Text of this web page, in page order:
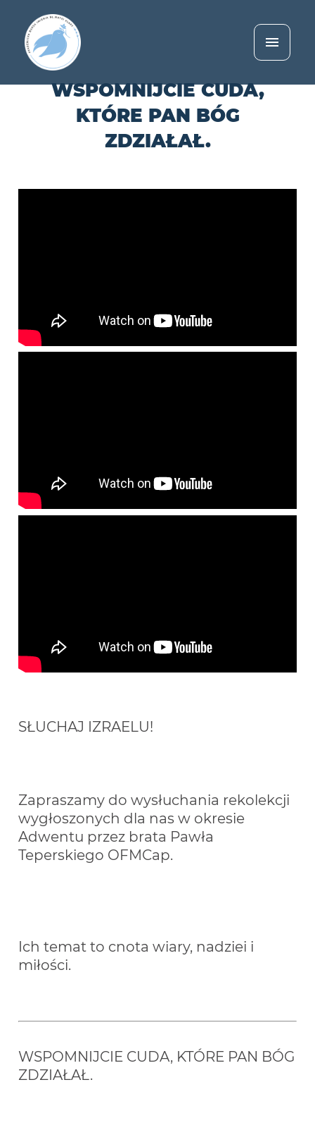
WSPOMNIJCIE CUDA,
KTÓRE PAN BÓG
ZDZIAŁAŁ.
SŁUCHAJ IZRAELU!
Zapraszamy do wysłuchania rekolekcji
wygłoszonych dla nas w okresie
Adwentu przez brata Pawła
Teperskiego OFMCap.
Ich temat to cnota wiary, nadziei i
miłości.
WSPOMNIJCIE CUDA, KTÓRE PAN BÓG
ZDZIAŁAŁ.